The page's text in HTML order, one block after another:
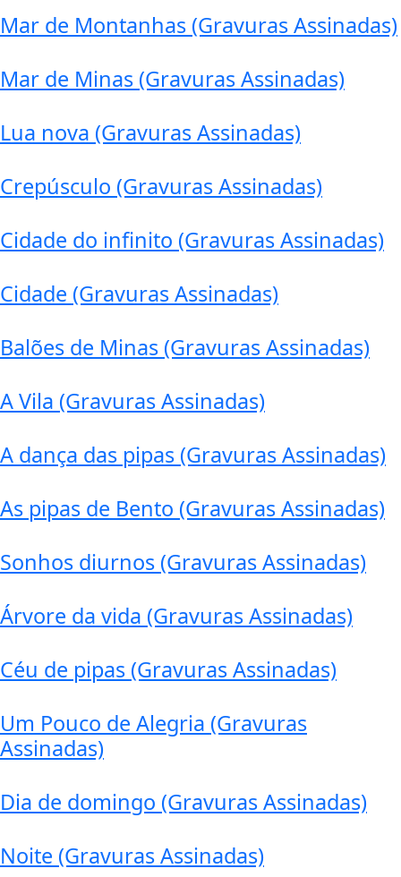
Mar de Montanhas (Gravuras Assinadas)
Mar de Minas (Gravuras Assinadas)
Lua nova (Gravuras Assinadas)
Crepúsculo (Gravuras Assinadas)
Cidade do infinito (Gravuras Assinadas)
Cidade (Gravuras Assinadas)
Balões de Minas (Gravuras Assinadas)
A Vila (Gravuras Assinadas)
A dança das pipas (Gravuras Assinadas)
As pipas de Bento (Gravuras Assinadas)
Sonhos diurnos (Gravuras Assinadas)
Árvore da vida (Gravuras Assinadas)
Céu de pipas (Gravuras Assinadas)
Um Pouco de Alegria (Gravuras
Assinadas)
Dia de domingo (Gravuras Assinadas)
Noite (Gravuras Assinadas)